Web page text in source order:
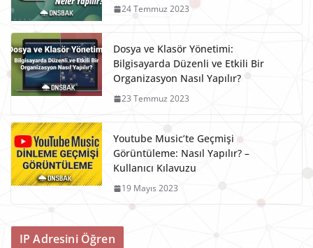
24 Temmuz 2023
Dosya ve Klasör Yönetimi:
Bilgisayarda Düzenli ve Etkili Bir
Organizasyon Nasıl Yapılır?
23 Temmuz 2023
Youtube Music’te Geçmişi
Görüntüleme: Nasıl Yapılır? –
Kullanıcı Kılavuzu
19 Mayıs 2023
IP Adresini Öğren